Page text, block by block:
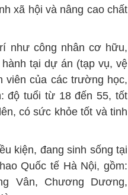
xã hội và nâng cao chất
như công nhân cơ hữu,
tại dự án (tạp vụ, vệ
viên của các trường học,
độ tuổi từ 18 đến 55, tốt
có sức khỏe tốt và tinh
kiện, đang sinh sống tại
Quốc tế Hà Nội, gồm:
Vân, Chương Dương,